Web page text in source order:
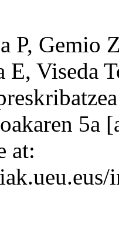
P, Gemio
E, Viseda
5a
at: